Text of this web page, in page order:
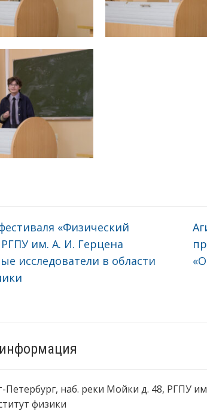
«Физический
им. А. И. Герцена
исследователи в области
Петербург, наб. реки Мойки д. 48, РГПУ
физики